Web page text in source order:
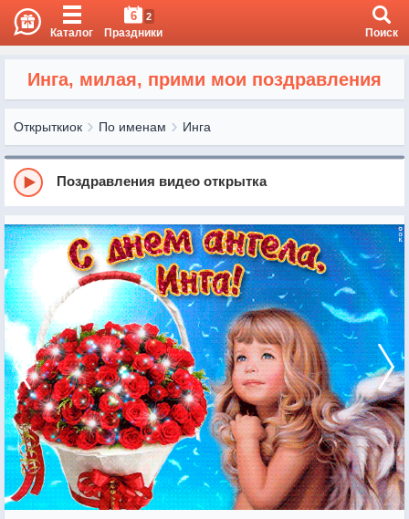
Каталог
6 2
Праздники Поиск
Инга, милая, прими мои поздравления
Открыткиок По именам Инга
Поздравления видео открытка